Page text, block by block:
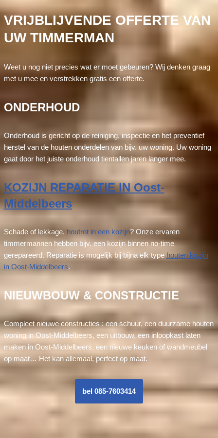
VRIJBLIJVENDE OFFERTE VAN
UW TIMMERMAN
Weet u nog niet precies wat er moet gebeuren? Wij denken graag
met u mee en verstrekken gratis een offerte.
ONDERHOUD
Onderhoud is gericht op de reiniging, inspectie en het preventief
herstel van de houten onderdelen van bijv. uw woning. Uw woning
gaat door het juiste onderhoud tientallen jaren langer mee.
KOZIJN REPARATIE IN Oost-
Middelbeers
Schade of lekkage, houtrot in een kozijn? Onze ervaren
timmermannen hebben bijv. een kozijn binnen no-time
gerepareerd. Reparatie is mogelijk bij bijna elk typehouten kozijn
in Oost-Middelbeers.
NIEUWBOUW & CONSTRUCTIE
Compleet nieuwe constructies : een schuur, een duurzame houten
woning in Oost-Middelbeers, een uitbouw, een inloopkast laten
maken in Oost-Middelbeers, een nieuwe keuken of wandmeubel
op maat… Het kan allemaal, perfect op maat.
bel 085-7603414